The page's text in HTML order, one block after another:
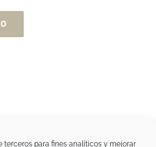
terceros para fines analíticos y mejorar